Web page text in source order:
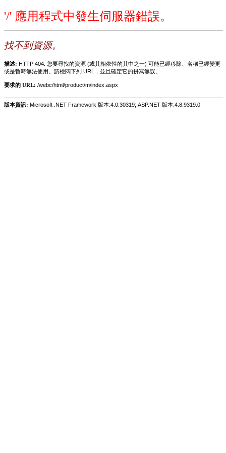
'/' 應用程式中發生伺服器錯誤。
找不到資源。
描述: HTTP 404. 您要尋找的資源 (或其相依性的其中之一) 可能已經移除、名稱已經變更
或是暫時無法使用。請檢閱下列 URL，並且確定它的拼寫無誤。
要求的 URL: /webc/html/product/m/index.aspx
版本資訊: Microsoft .NET Framework 版本:4.0.30319; ASP.NET 版本:4.8.9319.0